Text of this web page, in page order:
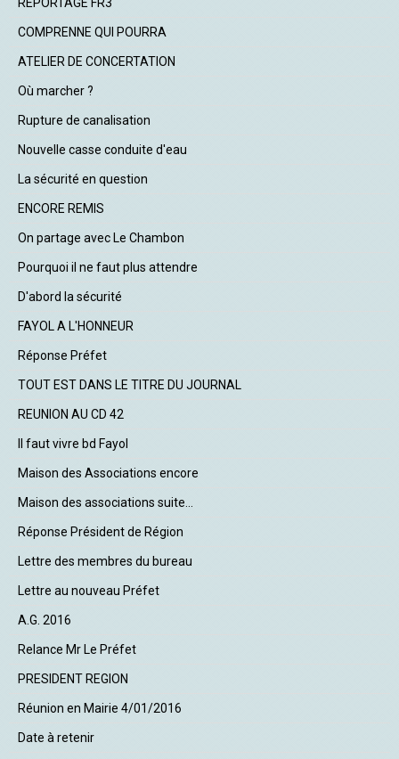
REPORTAGE FR3
COMPRENNE QUI POURRA
ATELIER DE CONCERTATION
Où marcher ?
Rupture de canalisation
Nouvelle casse conduite d'eau
La sécurité en question
ENCORE REMIS
On partage avec Le Chambon
Pourquoi il ne faut plus attendre
D'abord la sécurité
FAYOL A L'HONNEUR
Réponse Préfet
TOUT EST DANS LE TITRE DU JOURNAL
REUNION AU CD 42
Il faut vivre bd Fayol
Maison des Associations encore
Maison des associations suite...
Réponse Président de Région
Lettre des membres du bureau
Lettre au nouveau Préfet
A.G. 2016
Relance Mr Le Préfet
PRESIDENT REGION
Réunion en Mairie 4/01/2016
Date à retenir